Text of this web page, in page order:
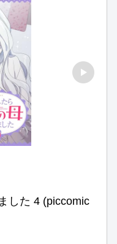
した 4 (piccomic